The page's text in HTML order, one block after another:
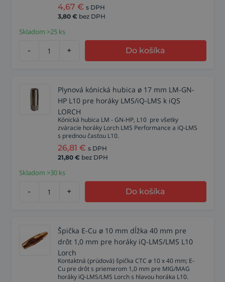
4,67 € s DPH
3,80 € bez DPH
Skladom >25 ks
- + Do košíka
Plynová kónická hubica ø 17 mm LM-GN-
HP L10 pre horáky LMS/iQ-LMS k iQS
LORCH
Kónická hubica LM - GN-HP, L10 pre všetky
zváracie horáky Lorch LMS Performance a iQ-LMS
s prednou časťou L10.
26,81 € s DPH
21,80 € bez DPH
Skladom >30 ks
- + Do košíka
Špička E-Cu ø 10 mm dĺžka 40 mm pre
drôt 1,0 mm pre horáky iQ-LMS/LMS L10
Lorch
Kontaktná (prúdová) špička CTC ø 10 x 40 mm; E-
Cu pre drôt s priemerom 1,0 mm pre MIG/MAG
horáky iQ-LMS/LMS Lorch s hlavou horáka L10.